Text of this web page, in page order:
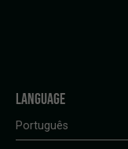
LANGUAGE
Português